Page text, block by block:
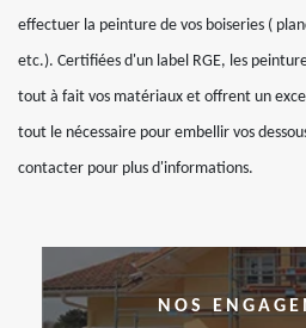
effectuer la peinture de vos boiseries (
etc.). Certifiées d'un label RGE, les
tout à fait vos matériaux et offrent un
tout le nécessaire pour embellir vos
contacter pour plus d'informations.
NOS